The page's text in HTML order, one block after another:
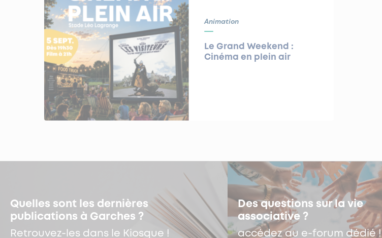
Animation
Le Grand Weekend :
Cinéma en plein air
Quelles sont les dernières
publications à Garches ?
Retrouvez-les dans le Kiosque !
Des questions sur la vie
associative ?
accédez au e-forum dédié !